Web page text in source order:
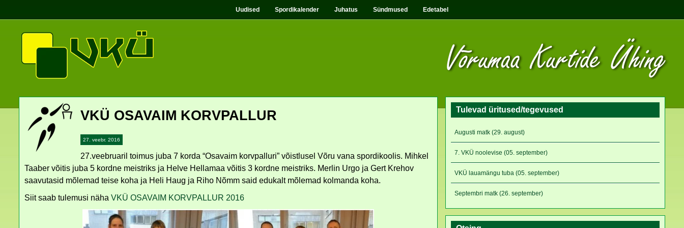
Uudised Spordikalender Juhatus Sündmused Edetabel
VKÜ OSAVAIM KORVPALLUR
27. veebr. 2016
27.veebruaril toimus juba 7 korda “Osavaim korvpalluri” võistlusel Võru vana spordikoolis. Mihkel
Taaber võitis juba 5 kordne meistriks ja Helve Hellamaa võitis 3 kordne meistriks. Merlin Urgo ja Gert Krehov
saavutasid mõlemad teise koha ja Heli Haug ja Riho Nõmm said edukalt mõlemad kolmanda koha.
Siit saab tulemusi näha VKÜ OSAVAIM KORVPALLUR 2016
Tulevad üritused/tegevused
Augusti matk (29. august)
7. VKÜ noolevise (05. september)
VKÜ lauamängu tuba (05. september)
Septembri matk (26. september)